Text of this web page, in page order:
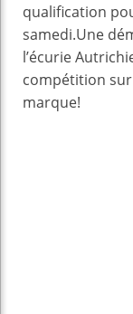
qualification
samedi.Une
l’écurie
compétition
marque!